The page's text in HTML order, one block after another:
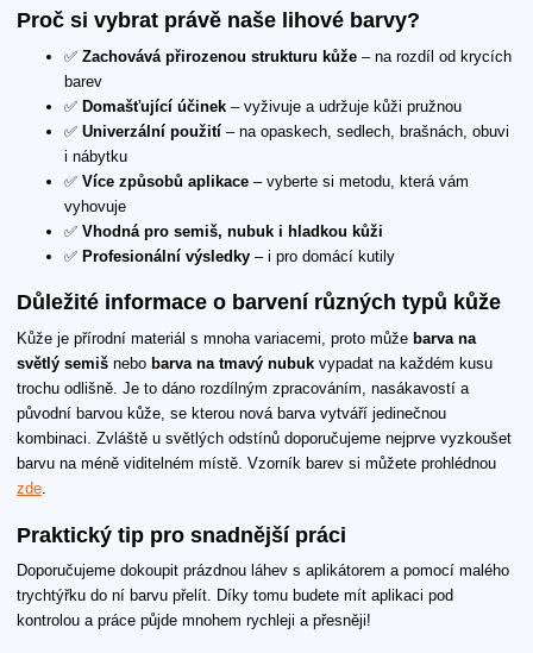
Proč si vybrat právě naše lihové barvy?
✅ Zachovává přirozenou strukturu kůže – na rozdíl od krycích
barev
✅ Domašťující účinek – vyživuje a udržuje kůži pružnou
✅ Univerzální použití – na opaskech, sedlech, brašnách, obuvi
i nábytku
✅ Více způsobů aplikace – vyberte si metodu, která vám
vyhovuje
✅ Vhodná pro semiš, nubuk i hladkou kůži
✅ Profesionální výsledky – i pro domácí kutily
Důležité informace o barvení různých typů kůže
Kůže je přírodní materiál s mnoha variacemi, proto může barva na
světlý semiš nebo barva na tmavý nubuk vypadat na každém kusu
trochu odlišně. Je to dáno rozdílným zpracováním, nasákavostí a
původní barvou kůže, se kterou nová barva vytváří jedinečnou
kombinaci. Zvláště u světlých odstínů doporučujeme nejprve vyzkoušet
barvu na méně viditelném místě. Vzorník barev si můžete prohlédnou
zde.
Praktický tip pro snadnější práci
Doporučujeme dokoupit prázdnou láhev s aplikátorem a pomocí malého
trychtýřku do ní barvu přelít. Díky tomu budete mít aplikaci pod
kontrolou a práce půjde mnohem rychleji a přesněji!